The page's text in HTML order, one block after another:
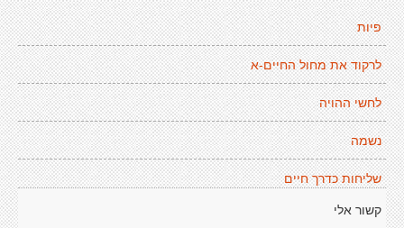
פיות
לרקוד את מחול החיים-א
לחשי ההויה
נשמה
שליחות כדרך חיים
קשור אלי